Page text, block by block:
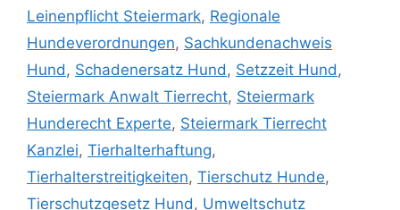
Leinenpflicht Steiermark, Regionale
Hundeverordnungen, Sachkundenachweis
Hund, Schadenersatz Hund, Setzzeit Hund,
Steiermark Anwalt Tierrecht, Steiermark
Hunderecht Experte, Steiermark Tierrecht
Kanzlei, Tierhalterhaftung,
Tierhalterstreitigkeiten, Tierschutz Hunde,
Tierschutzgesetz Hund, Umweltschutz